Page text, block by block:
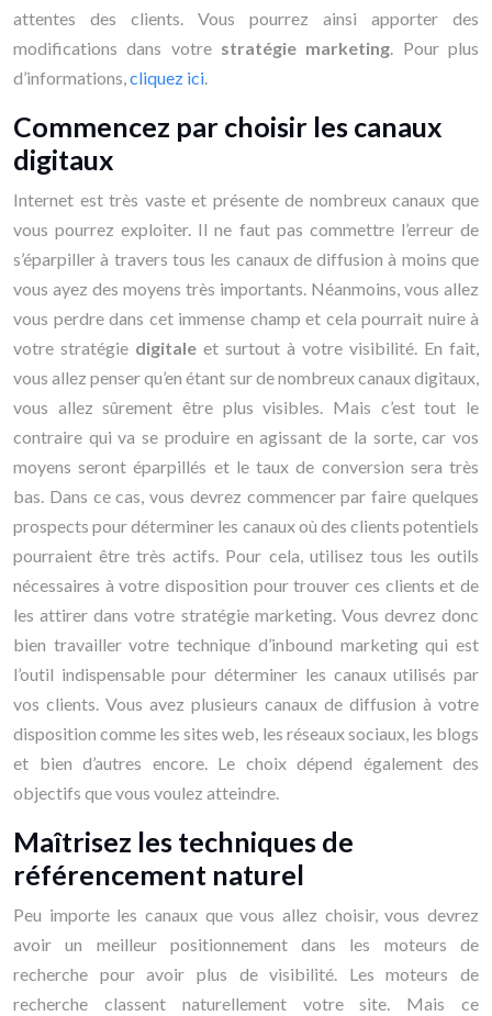
attentes des clients. Vous pourrez ainsi apporter des
modifications dans votre stratégie marketing. Pour plus
d’informations,cliquez ici.
Commencez par choisir les canaux
digitaux
Internet est très vaste et présente de nombreux canaux que
vous pourrez exploiter. Il ne faut pas commettre l’erreur de
s’éparpiller à travers tous les canaux de diffusion à moins que
vous ayez des moyens très importants. Néanmoins, vous allez
vous perdre dans cet immense champ et cela pourrait nuire à
votre stratégie digitale et surtout à votre visibilité. En fait,
vous allez penser qu’en étant sur de nombreux canaux digitaux,
vous allez sûrement être plus visibles. Mais c’est tout le
contraire qui va se produire en agissant de la sorte, car vos
moyens seront éparpillés et le taux de conversion sera très
bas. Dans ce cas, vous devrez commencer par faire quelques
prospects pour déterminer les canaux où des clients potentiels
pourraient être très actifs. Pour cela, utilisez tous les outils
nécessaires à votre disposition pour trouver ces clients et de
les attirer dans votre stratégie marketing. Vous devrez donc
bien travailler votre technique d’inbound marketing qui est
l’outil indispensable pour déterminer les canaux utilisés par
vos clients. Vous avez plusieurs canaux de diffusion à votre
disposition comme les sites web, les réseaux sociaux, les blogs
et bien d’autres encore. Le choix dépend également des
objectifs que vous voulez atteindre.
Maîtrisez les techniques de
référencement naturel
Peu importe les canaux que vous allez choisir, vous devrez
avoir un meilleur positionnement dans les moteurs de
recherche pour avoir plus de visibilité. Les moteurs de
recherche classent naturellement votre site. Mais ce